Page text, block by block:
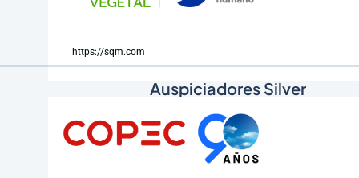
https://sqm.com
Auspiciadores Silver